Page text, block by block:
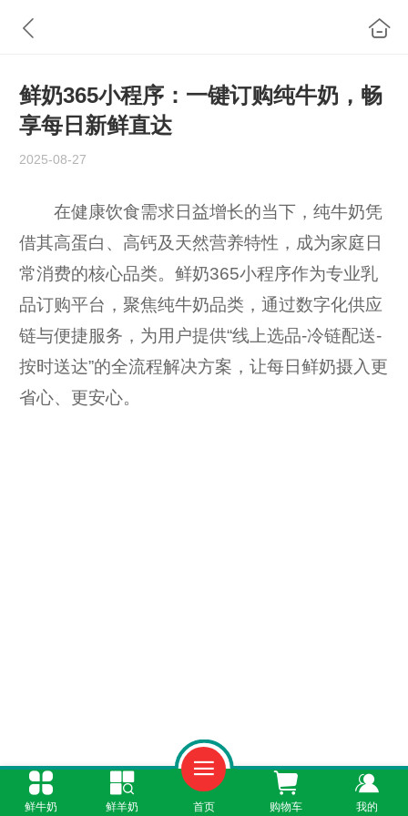
鲜奶365小程序：一键订购纯牛奶，畅
享每日新鲜直达
2025-08-27
在健康饮食需求日益增长的当下，纯牛奶凭
借其高蛋白、高钙及天然营养特性，成为家庭日
常消费的核心品类。鲜奶365小程序作为专业乳
品订购平台，聚焦纯牛奶品类，通过数字化供应
链与便捷服务，为用户提供“线上选品-冷链配送-
按时送达”的全流程解决方案，让每日鲜奶摄入更
省心、更安心。
鲜牛奶 鲜羊奶 首页 购物车 我的